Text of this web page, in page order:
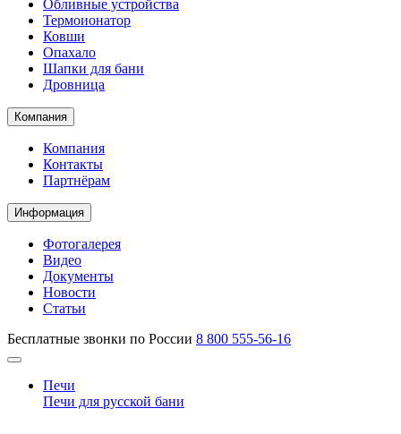
Обливные устройства
Термоионатор
Ковши
Опахало
Шапки для бани
Дровница
Компания
Компания
Контакты
Партнёрам
Информация
Фотогалерея
Видео
Документы
Новости
Статьи
Бесплатные звонки по России 8 800 555-56-16
Печи
Печи для русской бани